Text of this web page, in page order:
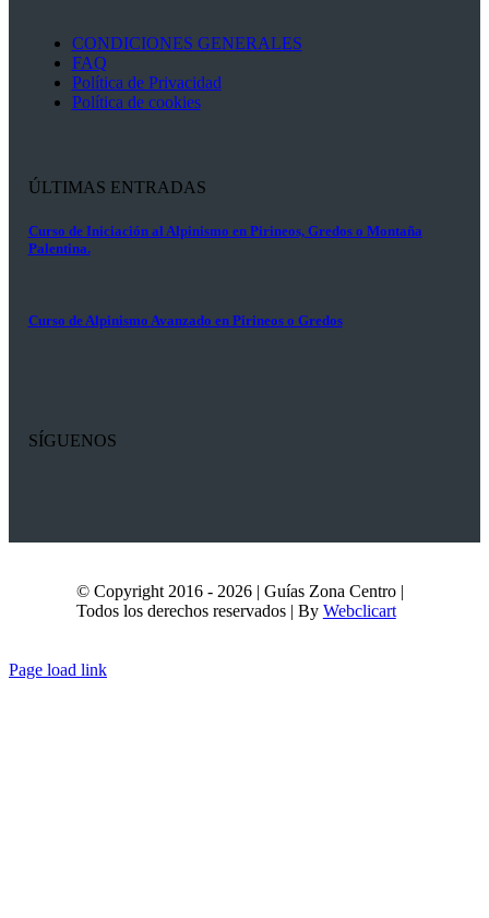
CONDICIONES GENERALES
FAQ
Política de Privacidad
Política de cookies
ÚLTIMAS ENTRADAS
Curso de Iniciación al Alpinismo en Pirineos, Gredos o Montaña
Palentina.
Curso de Alpinismo Avanzado en Pirineos o Gredos
SÍGUENOS
© Copyright 2016 - 2026 | Guías Zona Centro |
Todos los derechos reservados | By Webclicart
Page load link